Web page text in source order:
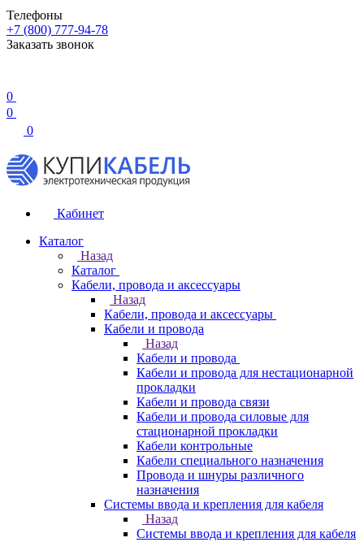
Телефоны
+7 (800) 777-94-78
Заказать звонок
0
0
0
Кабинет
Каталог
Назад
Каталог
Кабели, провода и аксессуары
Назад
Кабели, провода и аксессуары
Кабели и провода
Назад
Кабели и провода
Кабели и провода для нестационарной
прокладки
Кабели и провода связи
Кабели и провода силовые для
стационарной прокладки
Кабели контрольные
Кабели специального назначения
Провода и шнуры различного
назначения
Системы ввода и крепления для кабеля
Назад
Системы ввода и крепления для кабеля